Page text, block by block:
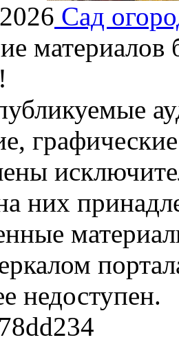
Сад
материалов
них
недоступен.